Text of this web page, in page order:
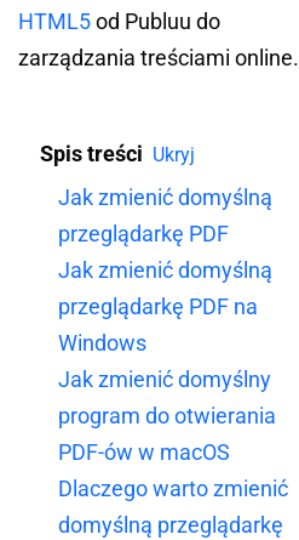
HTML5od Publuu do
zarządzania treściami online.
Spis treści Ukryj
Jak zmienić domyślną
przeglądarkę PDF
Jak zmienić domyślną
przeglądarkę PDF na
Windows
Jak zmienić domyślny
program do otwierania
PDF-ów w macOS
Dlaczego warto zmienić
domyślną przeglądarkę